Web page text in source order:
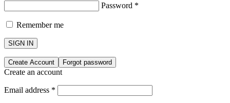
Password *
Remember me
SIGN IN
Create Account Forgot password
Create an account
Email address *